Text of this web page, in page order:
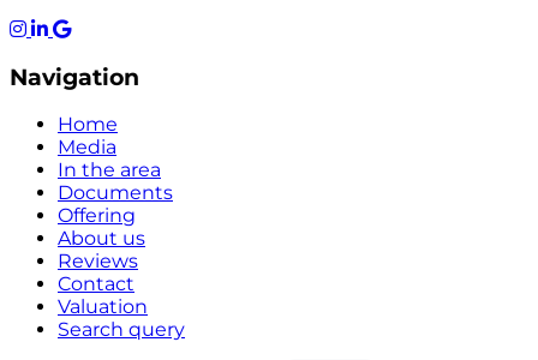
Navigation
Home
Media
In the area
Documents
Offering
About us
Reviews
Contact
Valuation
Search query